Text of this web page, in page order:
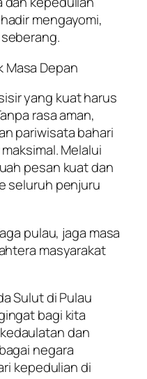
mengayomi,
Masa Depan
yang kuat harus
rasa aman,
pariwisata bahari
Melalui
pesan kuat dan
seluruh penjuru
pulau, jaga masa
masyarakat
Sulut di Pulau
bagi kita
dan
negara
kepedulian di